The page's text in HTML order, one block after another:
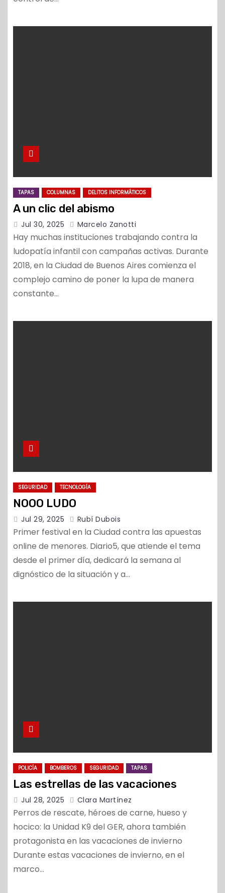
TAPAS COLUMNAS DELITOS INFORMÁTICOS
A un clic del abismo
Jul 30, 2025 Marcelo Zanotti
Hay muchas instituciones trabajando contra la
ludopatía infantil con campañas activas. Durante
2018, en la Ciudad de Buenos Aires comienza el
complejo camino de poner la lupa de manera
constante…
SEGURIDAD TECNOLOGÍA
NOOO LUDO
Jul 29, 2025 Rubí Dubois
Primer festival en la Ciudad contra las apuestas
online de menores. Diario5, que atiende el tema
desde el primer día, dedicará la semana al
dignóstico de la situación y a…
POLICÍA BOMBEROS SEGURIDAD TAPAS
Las estrellas de las vacaciones
Jul 28, 2025 Clara Martínez
Perros de rescate, héroes de carne, hueso y
hocico: la Unidad K9 del GER, ahora también
protagonista en las vacaciones de invierno
Durante estas vacaciones de invierno, en el
marco…